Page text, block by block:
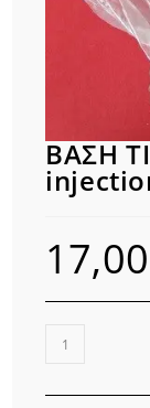
ΒΑΣΗ
17,00
ΒΑΣΗ
INNOVA